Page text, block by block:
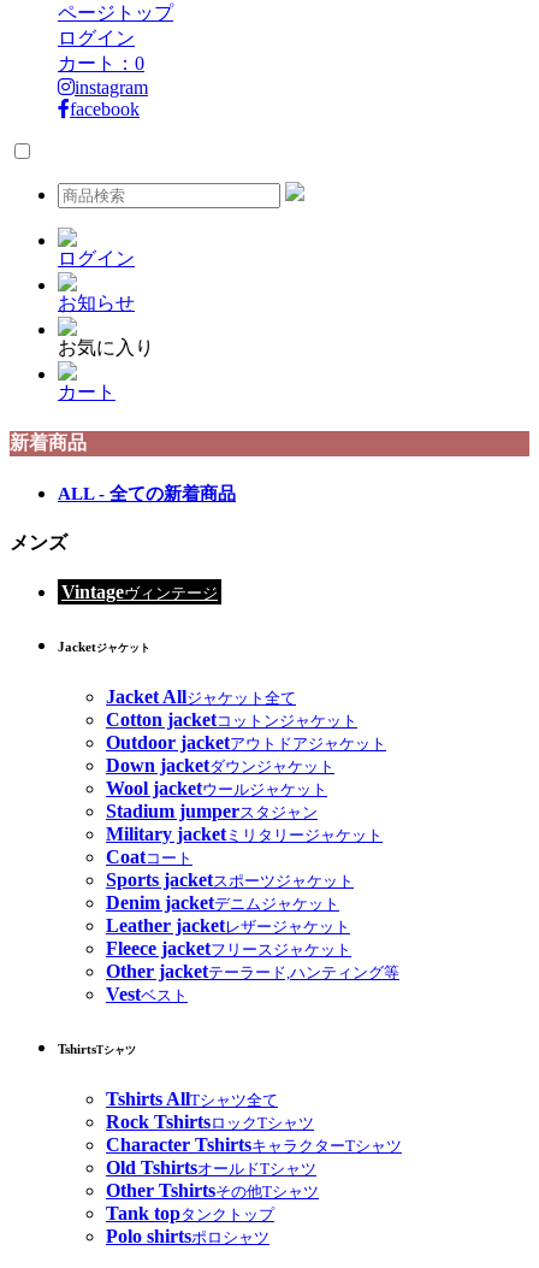
ページトップ
ログイン
カート： 0
instagram
facebook
ログイン
お知らせ
お気に入り
カート
新着商品
ALL - 全ての新着商品
メンズ
Vintageヴィンテージ
Jacketジャケット
Jacket Allジャケット全て
Cotton jacketコットンジャケット
Outdoor jacketアウトドアジャケット
Down jacketダウンジャケット
Wool jacketウールジャケット
Stadium jumperスタジャン
Military jacketミリタリージャケット
Coatコート
Sports jacketスポーツジャケット
Denim jacketデニムジャケット
Leather jacketレザージャケット
Fleece jacketフリースジャケット
Other jacketテーラード,ハンティング等
Vestベスト
TshirtsTシャツ
Tshirts AllTシャツ全て
Rock TshirtsロックTシャツ
Character TshirtsキャラクターTシャツ
Old TshirtsオールドTシャツ
Other Tshirtsその他Tシャツ
Tank topタンクトップ
Polo shirtsポロシャツ